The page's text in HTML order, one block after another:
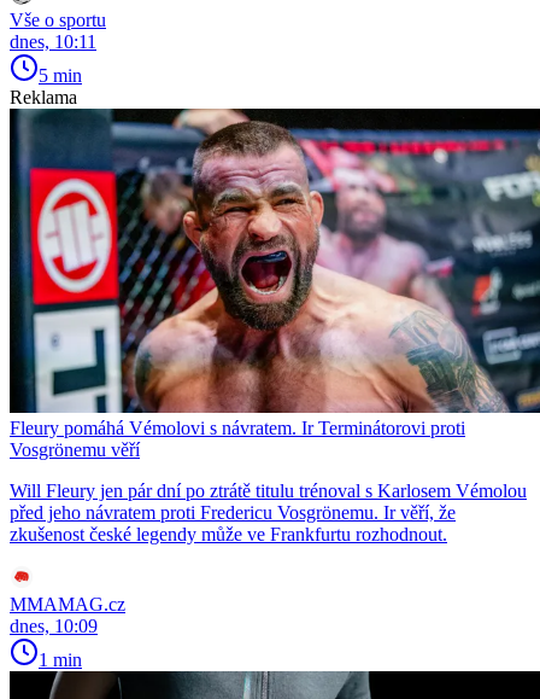
Vše o sportu
dnes, 10:11
5 min
Reklama
Fleury pomáhá Vémolovi s návratem. Ir Terminátorovi proti
Vosgrönemu věří
Will Fleury jen pár dní po ztrátě titulu trénoval s Karlosem Vémolou
před jeho návratem proti Fredericu Vosgrönemu. Ir věří, že
zkušenost české legendy může ve Frankfurtu rozhodnout.
MMAMAG.cz
dnes, 10:09
1 min